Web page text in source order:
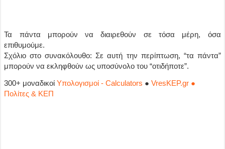
Τα πάντα μπορούν να διαιρεθούν σε τόσα μέρη, όσα
επιθυμούμε.
Σχόλιο στο συνακόλουθο: Σε αυτή την περίπτωση, “τα πάντα”
μπορούν να εκληφθούν ως υποσύνολο του “οτιδήποτε”.
300+ μοναδικοίΥπολογισμοί - Calculators ●VresKEP.gr ●
Πολίτες & ΚΕΠ